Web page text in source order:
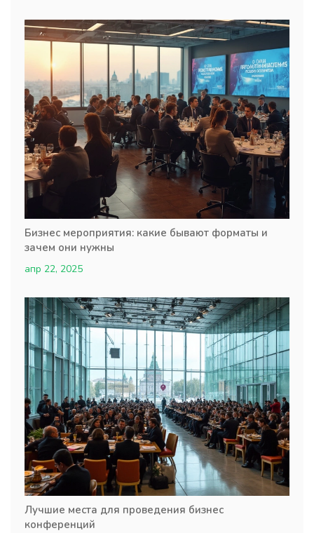
Бизнес мероприятия: какие бывают форматы и
зачем они нужны
апр 22, 2025
Лучшие места для проведения бизнес
конференций